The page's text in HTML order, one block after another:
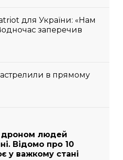
для України: «Нам
заперечив
в прямому
дроном людей
Відомо про 10
у важкому стані